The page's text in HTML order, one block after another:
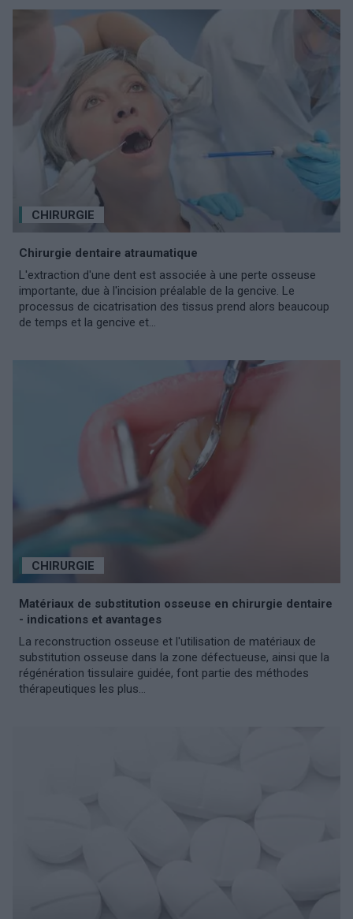
CHIRURGIE
Chirurgie dentaire atraumatique
L'extraction d'une dent est associée à une perte osseuse
importante, due à l'incision préalable de la gencive. Le
processus de cicatrisation des tissus prend alors beaucoup
de temps et la gencive et...
CHIRURGIE
Matériaux de substitution osseuse en chirurgie dentaire
- indications et avantages
La reconstruction osseuse et l'utilisation de matériaux de
substitution osseuse dans la zone défectueuse, ainsi que la
régénération tissulaire guidée, font partie des méthodes
thérapeutiques les plus...